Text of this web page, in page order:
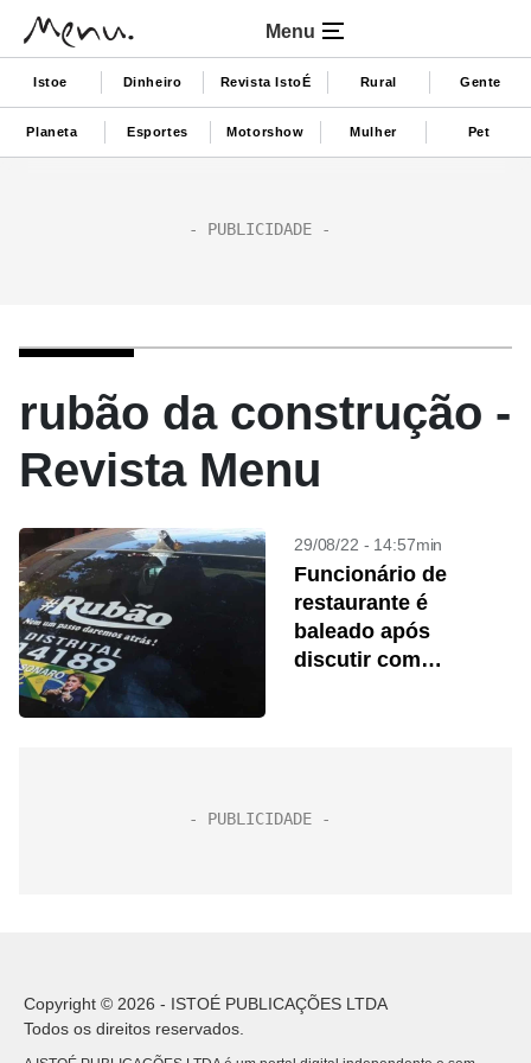
Menu
Istoe Dinheiro Revista IstoÉ Rural Gente
Planeta Esportes Motorshow Mulher Pet
rubão da construção -
Revista Menu
29/08/22 - 14:57min
Funcionário de
restaurante é
baleado após
discutir com
Copyright © 2026 - ISTOÉ PUBLICAÇÕES LTDA
Todos os direitos reservados.